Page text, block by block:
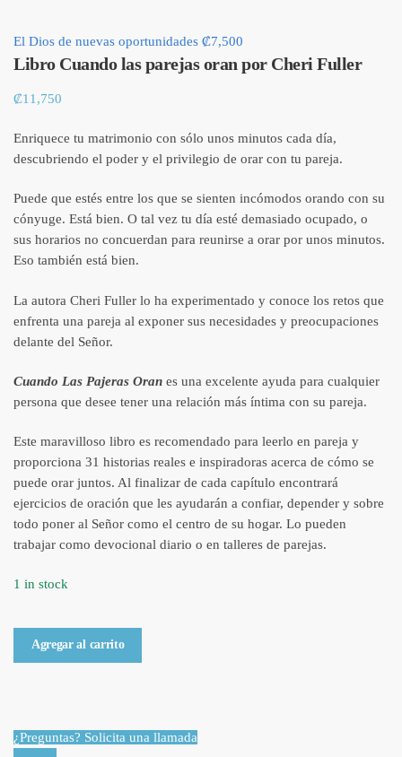
El Dios de nuevas oportunidades ₡7,500
Libro Cuando las parejas oran por Cheri Fuller
₡11,750
Enriquece tu matrimonio con sólo unos minutos cada día,
descubriendo el poder y el privilegio de orar con tu pareja.
Puede que estés entre los que se sienten incómodos orando con su
cónyuge. Está bien. O tal vez tu día esté demasiado ocupado, o
sus horarios no concuerdan para reunirse a orar por unos minutos.
Eso también está bien.
La autora Cheri Fuller lo ha experimentado y conoce los retos que
enfrenta una pareja al exponer sus necesidades y preocupaciones
delante del Señor.
Cuando Las Pajeras Oran es una excelente ayuda para cualquier
persona que desee tener una relación más íntima con su pareja.
Este maravilloso libro es recomendado para leerlo en pareja y
proporciona 31 historias reales e inspiradoras acerca de cómo se
puede orar juntos. Al finalizar de cada capítulo encontrará
ejercicios de oración que les ayudarán a confiar, depender y sobre
todo poner al Señor como el centro de su hogar. Lo pueden
trabajar como devocional diario o en talleres de parejas.
1 in stock
Libro
por
Agregar al carrito
¿Preguntas? Solicita una llamada